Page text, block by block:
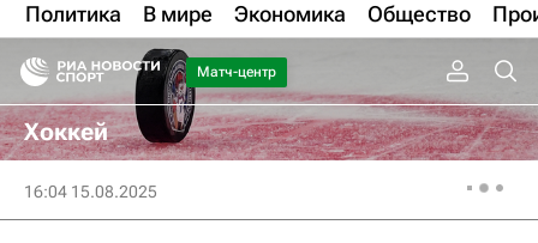
Политика В мире Экономика Общество
Матч-центр
Хоккей
16:04 15.08.2025